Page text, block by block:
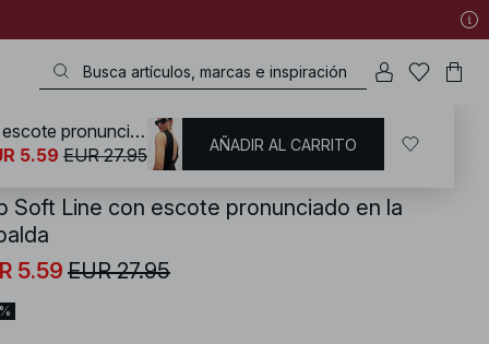
/ Tops / Open Back Tops
Soft Line con escote pronunciado en la
5.59 EUR 27.95
Top Soft Line con escote pronunciado en la espalda
5.59 EUR 27.95 AÑADIR AL CARRITO